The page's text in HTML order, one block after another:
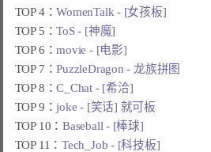
TOP 4：WomenTalk - [女孩板]
TOP 5：ToS - [神魔]
TOP 6：movie - [电影]
TOP 7：PuzzleDragon - 龙族拼图
TOP 8：C_Chat - [希洽]
TOP 9：joke - [笑话] 就可板
TOP 10：Baseball - [棒球]
TOP 11：Tech_Job - [科技板]